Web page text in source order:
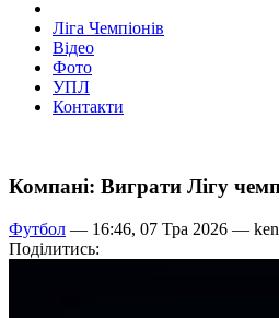
Ліга Чемпіонів
Відео
Фото
УПЛ
Контакти
Компані: Виграти Лігу
Футбол — 16:46, 07 Тра 2026 —
Поділитись: